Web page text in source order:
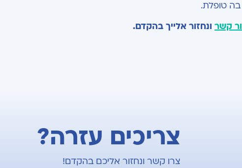
טופלת.
קשר ונחזור אלייך בהקדם.
צריכים עזרה?
צרו קשר ונחזור אליכם בהקדם!